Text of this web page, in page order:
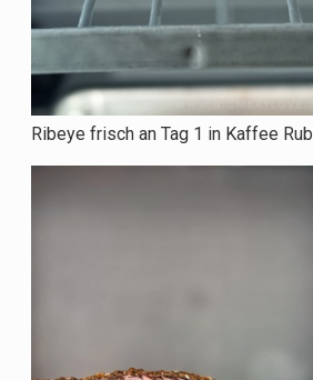
Ribeye frisch an Tag 1 in Kaffee Rub